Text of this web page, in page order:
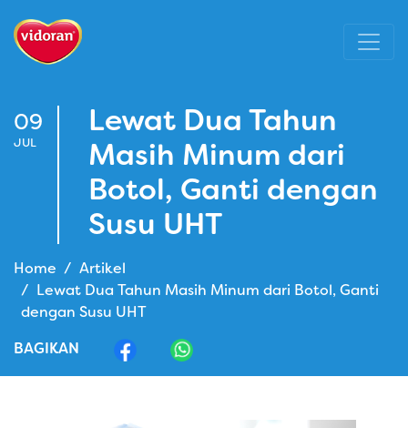
09
JUL
Lewat Dua Tahun
Masih Minum dari
Botol, Ganti dengan
Susu UHT
Home
Artikel
Lewat Dua Tahun Masih Minum dari Botol, Ganti
dengan Susu UHT
BAGIKAN